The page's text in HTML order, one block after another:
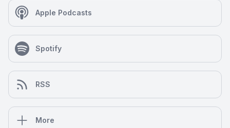
Apple Podcasts
Spotify
RSS
More